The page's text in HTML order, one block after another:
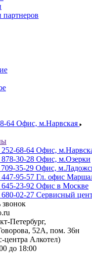
партнеров
64 Офис, м.Нарвская
68-64 Офис,
30-28 Офис, м.Озерки
35-29 Офис,
95-57 Гл. офис
23-92 Офис в Москве
02-27 Сервисный
звонок
Петербург,
52А, пом. 36н
центра Алкотел)
до 18:00